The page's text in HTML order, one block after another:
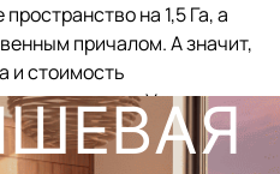
на 1,5 Га, а
причалом. А значит,
и стоимость
вырастет. Украшением
ЖК “1-й Нагатинский” –
13 Га, который